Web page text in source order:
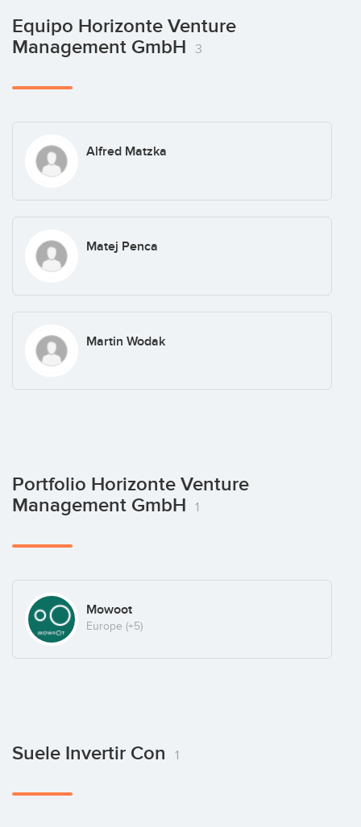
Equipo Horizonte Venture
Management GmbH
3
Alfred Matzka
Matej Penca
Martin Wodak
Portfolio Horizonte Venture
Management GmbH
1
Mowoot
Europe (+5)
Suele Invertir Con 1